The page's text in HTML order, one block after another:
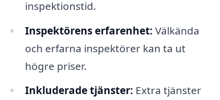
inspektionstid.
Inspektörens erfarenhet: Välkända
och erfarna inspektörer kan ta ut
högre priser.
Inkluderade tjänster: Extra tjänster